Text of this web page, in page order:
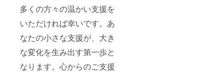
多くの方々の温かい支援を
いただければ幸いです。あ
なたの小さな支援が、大き
な変化を生み出す第一歩と
なります。心からのご支援